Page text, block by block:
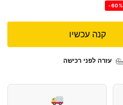
-60%
קנה עכשיו
עזרה לפני רכישה